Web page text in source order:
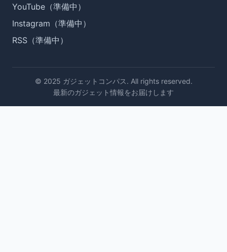
YouTube（準備中）
Instagram（準備中）
RSS（準備中）
© 2025 ガジェットコンパス. All rights reserved.
最新のガジェット情報をお届けします